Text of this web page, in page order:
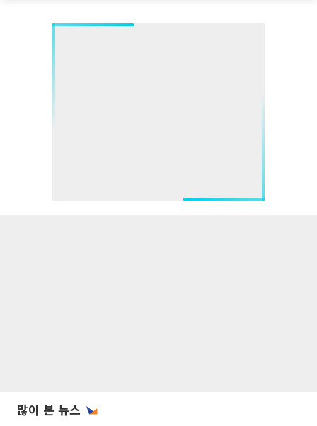
많이 본 뉴스